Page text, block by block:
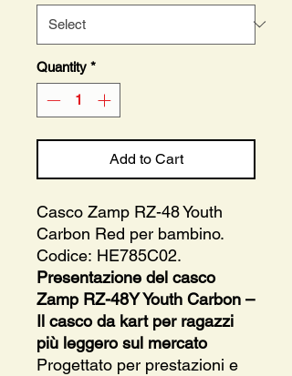
Quantity *
Add to Cart
Casco Zamp RZ-48 Youth
Carbon Red per bambino.
Codice: HE785C02.
Presentazione del casco
Zamp RZ-48Y Youth Carbon –
Il casco da kart per ragazzi
più leggero sul mercato
Progettato per prestazioni e